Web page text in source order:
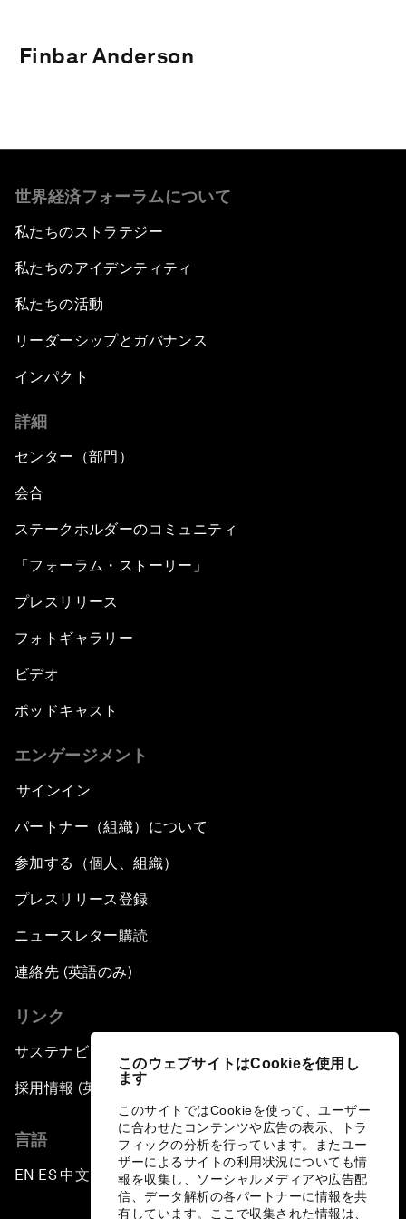
このウェブサイトはCookieを使用し
ます
このサイトではCookieを使って、ユーザー
に合わせたコンテンツや広告の表示、トラ
フィックの分析を行っています。またユー
ザーによるサイトの利用状況についても情
報を収集し、ソーシャルメディアや広告配
信、データ解析の各パートナーに情報を共
有しています。ここで収集された情報は、
Finbar Anderson
世界経済フォーラムについて
私たちのストラテジー
私たちのアイデンティティ
私たちの活動
リーダーシップとガバナンス
インパクト
詳細
センター（部門）
会合
ステークホルダーのコミュニティ
「フォーラム・ストーリー」
プレスリリース
フォトギャラリー
ビデオ
ポッドキャスト
エンゲージメント
サインイン
パートナー（組織）について
参加する（個人、組織）
プレスリリース登録
ニュースレター購読
連絡先 (英語のみ)
リンク
サステナビリティへの取り組み
採用情報 (英語のみ)
言語
EN ▪ES▪中文▪ 日本語